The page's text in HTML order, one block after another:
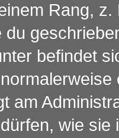
Rang,
du
befindet
am
wie